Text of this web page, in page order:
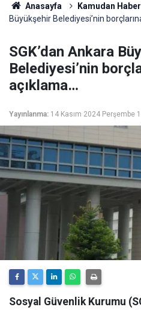
Anasayfa Kamudan Haber
Büyükşehir Belediyesi’nin
SGK’dan Ankara
Belediyesi’nin
açıklama…
Yayınlanma: 14 Kasım 2024 Perşembe
Sosyal Güvenlik Kurumu